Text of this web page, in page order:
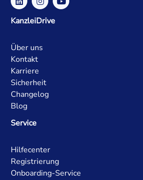
KanzleiDrive
Über uns
Kontakt
Karriere
Sicherheit
Changelog
Blog
Service
Hilfecenter
Registrierung
Onboarding-Service